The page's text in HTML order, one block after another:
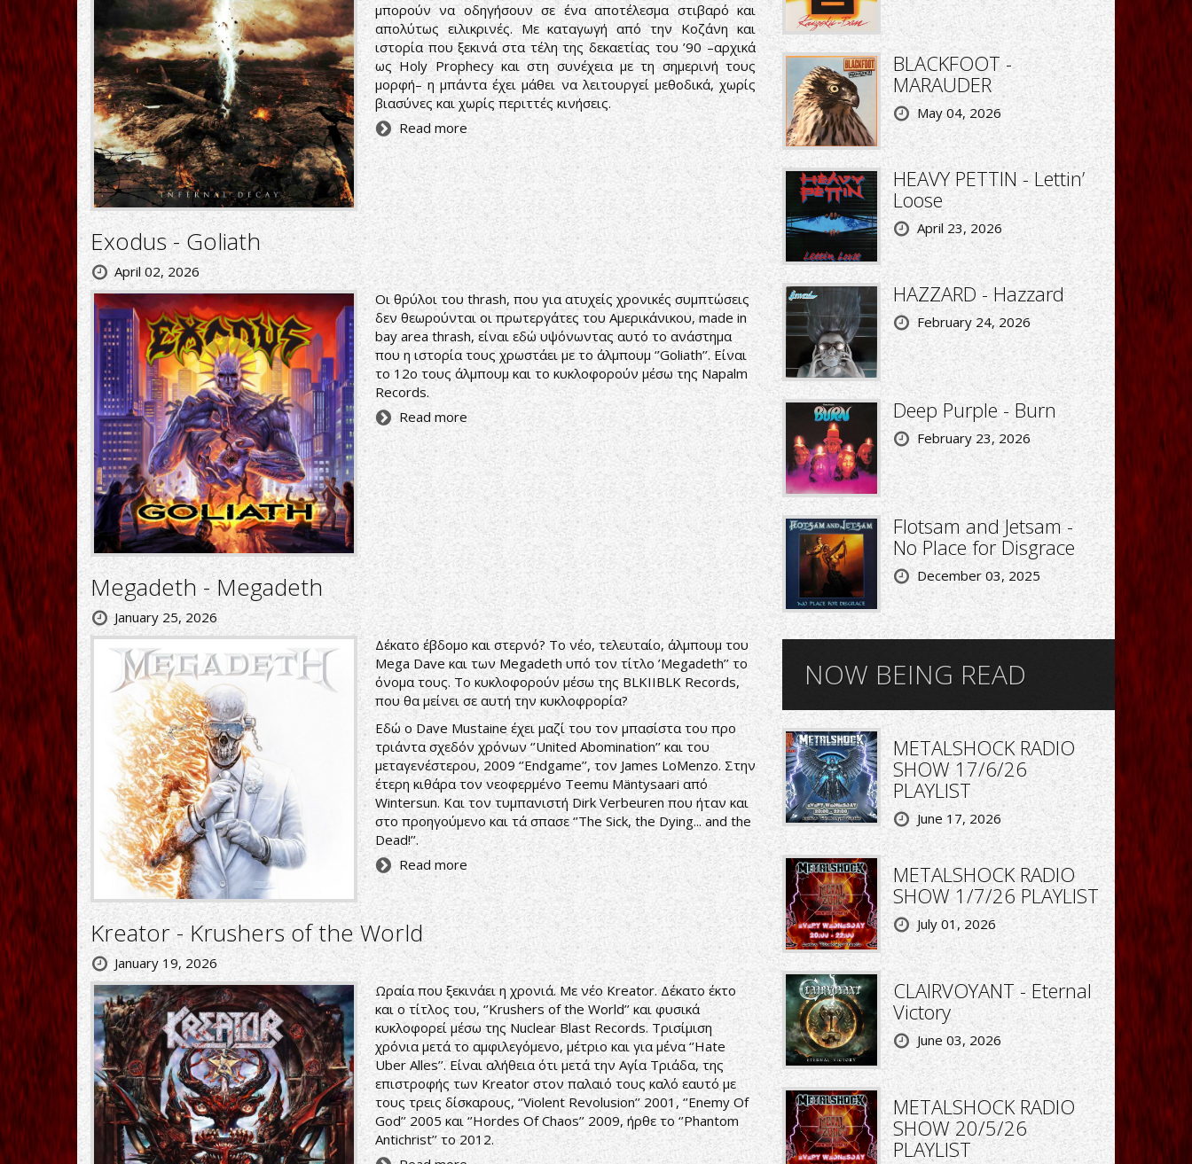
μπορούν να οδηγήσουν σε ένα αποτέλεσμα στιβαρό και
απολύτως ειλικρινές. Με καταγωγή από την Κοζάνη και
ιστορία που ξεκινά στα τέλη της δεκαετίας του ’90 –αρχικά
ως Holy Prophecy και στη συνέχεια με τη σημερινή τους
μορφή– η μπάντα έχει μάθει να λειτουργεί μεθοδικά, χωρίς
βιασύνες και χωρίς περιττές κινήσεις.
Read more
Exodus - Goliath
April 02, 2026
Οι θρύλοι του thrash, που για ατυχείς χρονικές συμπτώσεις
δεν θεωρούνται οι πρωτεργάτες του Αμερικάνικου, made in
bay area thrash, είναι εδώ υψόνωντας αυτό το ανάστημα
που η ιστορία τους χρωστάει με το άλμπουμ ‘’Goliath’’. Είναι
το 12ο τους άλμπουμ και το κυκλοφορούν μέσω της Napalm
Records.
Read more
Megadeth - Megadeth
January 25, 2026
Δέκατο έβδομο και στερνό? Το νέο, τελευταίο, άλμπουμ του
Mega Dave και των Megadeth υπό τον τίτλο ’Megadeth’’ το
όνομα τους. Το κυκλοφορούν μέσω της BLKIIBLK Records,
που θα μείνει σε αυτή την κυκλοφρορία?
Εδώ ο Dave Mustaine έχει μαζί του τον μπασίστα του προ
τριάντα σχεδόν χρόνων ‘’United Abomination’’ και του
μεταγενέστερου, 2009 ‘’Endgame’’, τον James LoMenzo. Στην
έτερη κιθάρα τον νεοφερμένο Teemu Mäntysaari από
Wintersun. Και τον τυμπανιστή Dirk Verbeuren που ήταν και
στο προηγούμενο και τά σπασε ‘’The Sick, the Dying... and the
Dead!’’.
Read more
Kreator - Krushers of the World
January 19, 2026
Ωραία που ξεκινάει η χρονιά. Με νέο Kreator. Δέκατο έκτο
και ο τίτλος του, ‘’Krushers of the World’’ και φυσικά
κυκλοφορεί μέσω της Nuclear Blast Records. Τρισίμιση
χρόνια μετά το αμφιλεγόμενο, μέτριο και για μένα ‘’Hate
Uber Alles’’. Είναι αλήθεια ότι μετά την Αγία Τριάδα, της
επιστροφής των Kreator στον παλαιό τους καλό εαυτό με
τους τρεις δίσκαρους, ‘’Violent Revolusion’’ 2001, ‘’Enemy Of
God’’ 2005 και ‘’Hordes Of Chaos’’ 2009, ήρθε το ‘’Phantom
Antichrist’’ το 2012.
BLACKFOOT -
MARAUDER
May 04, 2026
HEAVY PETTIN - Lettin’
Loose
April 23, 2026
HAZZARD - Hazzard
February 24, 2026
Deep Purple - Burn
February 23, 2026
Flotsam and Jetsam -
No Place for Disgrace
December 03, 2025
NOW BEING READ
METALSHOCK RADIO
SHOW 17/6/26
PLAYLIST
June 17, 2026
METALSHOCK RADIO
SHOW 1/7/26 PLAYLIST
July 01, 2026
CLAIRVOYANT - Eternal
Victory
June 03, 2026
METALSHOCK RADIO
SHOW 20/5/26
PLAYLIST